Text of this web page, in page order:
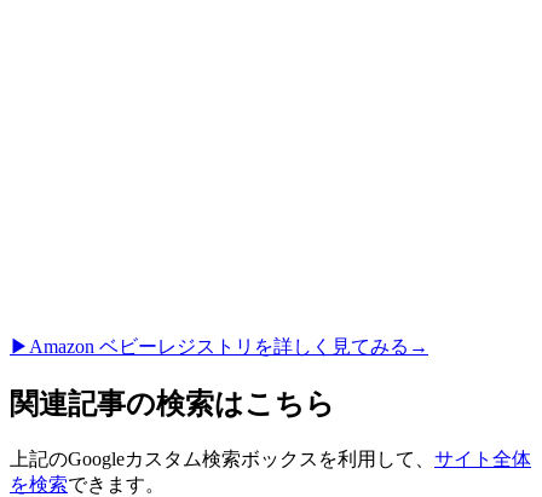
▶︎Amazon ベビーレジストリを詳しく見てみる→
関連記事の検索はこちら
上記のGoogleカスタム検索ボックスを利用して、 サイト全体
を検索できます。